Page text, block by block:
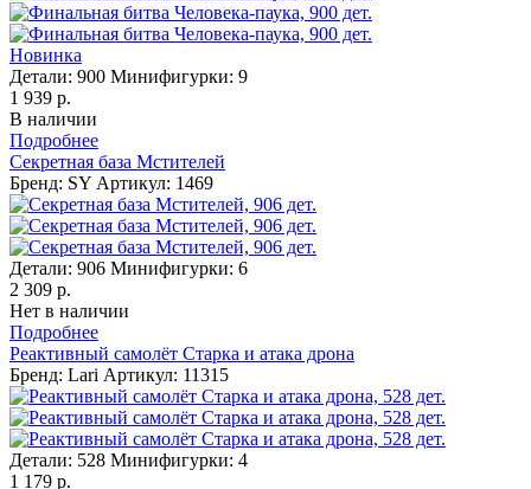
Новинка
Детали: 900 Минифигурки: 9
1 939 р.
В наличии
Подробнее
Секретная база Мстителей
Бренд: SY Артикул: 1469
Детали: 906 Минифигурки: 6
2 309 р.
Нет в наличии
Подробнее
Реактивный самолёт Старка и атака дрона
Бренд: Lari Артикул: 11315
Детали: 528 Минифигурки: 4
1 179 р.